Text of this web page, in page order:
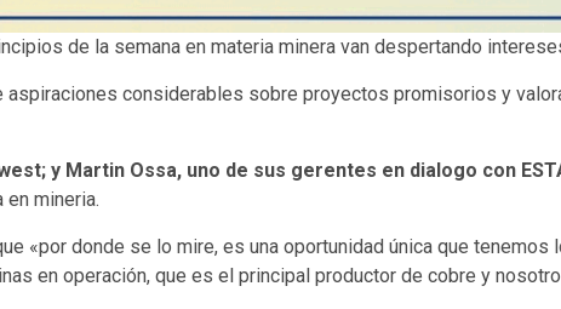
de la semana en materia minera van despertando
considerables sobre proyectos promisorios y
y Martin Ossa, uno de sus gerentes en dialogo con
mineria.
«por donde se lo mire, es una oportunidad única que
en operación, que es el principal productor de cobre y